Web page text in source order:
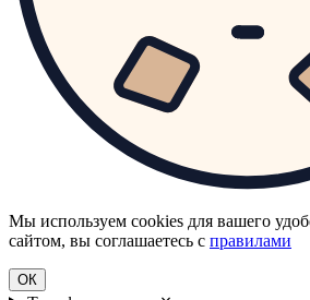
Мы используем cookies для вашего
сайтом, вы соглашаетесь с правилами
ОК